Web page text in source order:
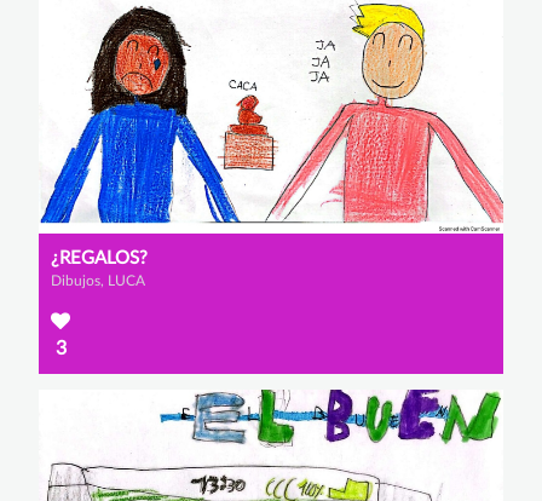
¿REGALOS?
Dibujos, LUCA
3